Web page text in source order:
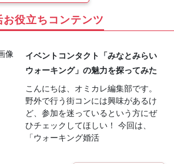
お役立ちコンテンツ
イベントコンタクト「みなとみらい
ウォーキング」の魅力を探ってみた
こんにちは、オミカレ編集部です。
野外で行う街コンには興味があるけ
ど、参加を迷っているという方にぜ
ひチェックしてほしい！ 今回は、
「ウォーキング婚活